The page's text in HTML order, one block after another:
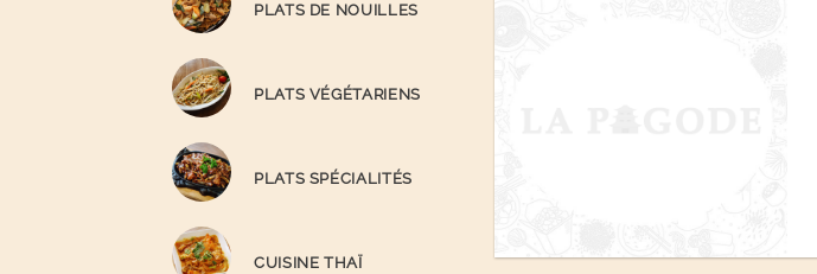
PLATS DE NOUILLES
PLATS VÉGÉTARIENS
PLATS SPÉCIALITÉS
CUISINE THAÏ